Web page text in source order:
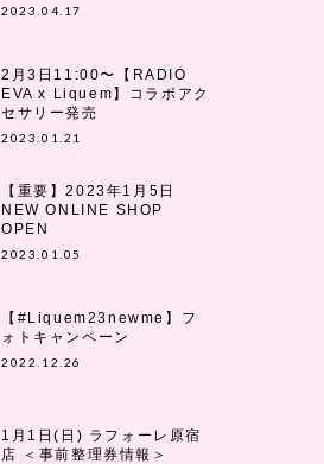
2023.04.17
2月3日11:00〜【RADIO
EVA x Liquem】コラボアク
セサリー発売
2023.01.21
【重要】2023年1月5日
NEW ONLINE SHOP
OPEN
2023.01.05
【#Liquem23newme】フ
ォトキャンペーン
2022.12.26
1月1日(日) ラフォーレ原宿
店 ＜事前整理券情報＞